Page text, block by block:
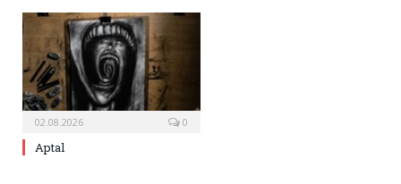
02.08.2026 0
Aptal